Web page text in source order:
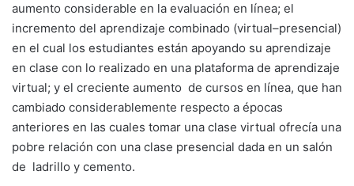
aumento considerable en la evaluación en línea; el
incremento del aprendizaje combinado (virtual–presencial)
en el cual los estudiantes están apoyando su aprendizaje
en clase con lo realizado en una plataforma de aprendizaje
virtual; y el creciente aumento de cursos en línea, que han
cambiado considerablemente respecto a épocas
anteriores en las cuales tomar una clase virtual ofrecía una
pobre relación con una clase presencial dada en un salón
de ladrillo y cemento.